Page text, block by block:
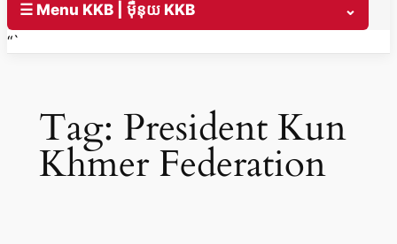
☰ Menu KKB | ម៉ឺនុយ KKB
⌄
“`
Tag: President Kun
Khmer Federation